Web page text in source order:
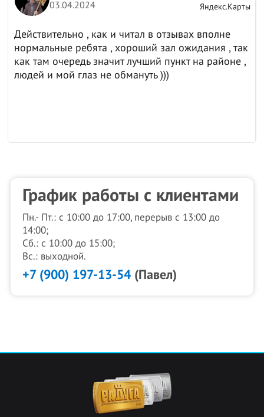
Яндекс.Карты
вполне
ожидания , так
на районе ,
Отличная компания 👍
График работы с клиентами
Пн.- Пт.: с 10:00 до 17:00, перерыв с 13:00 до
14:00;
Сб.: с 10:00 до 15:00;
Вс.: выходной.
+7 (900) 197-13-54(Павел)